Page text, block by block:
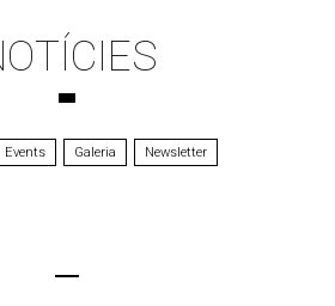
Events Galeria Newsletter